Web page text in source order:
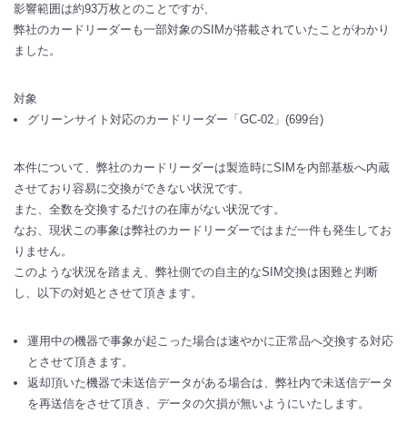
影響範囲は約93万枚とのことですが、
弊社のカードリーダーも一部対象のSIMが搭載されていたことがわかり
ました。
対象
グリーンサイト対応のカードリーダー「GC-02」(699台)
本件について、弊社のカードリーダーは製造時にSIMを内部基板へ内蔵
させており容易に交換ができない状況です。
また、全数を交換するだけの在庫がない状況です。
なお、現状この事象は弊社のカードリーダーではまだ一件も発生してお
りません。
このような状況を踏まえ、弊社側での自主的なSIM交換は困難と判断
し、以下の対処とさせて頂きます。
運用中の機器で事象が起こった場合は速やかに正常品へ交換する対応
とさせて頂きます。
返却頂いた機器で未送信データがある場合は、弊社内で未送信データ
を再送信をさせて頂き、データの欠損が無いようにいたします。